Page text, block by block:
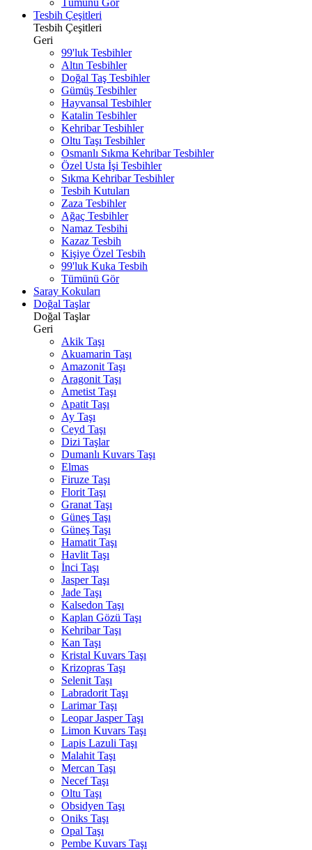
Tümünü Gör
Tesbih Çeşitleri
Tesbih Çeşitleri
Geri
99'luk Tesbihler
Altın Tesbihler
Doğal Taş Tesbihler
Gümüş Tesbihler
Hayvansal Tesbihler
Katalin Tesbihler
Kehribar Tesbihler
Oltu Taşı Tesbihler
Osmanlı Sıkma Kehribar Tesbihler
Özel Usta İşi Tesbihler
Sıkma Kehribar Tesbihler
Tesbih Kutuları
Zaza Tesbihler
Ağaç Tesbihler
Namaz Tesbihi
Kazaz Tesbih
Kişiye Özel Tesbih
99'luk Kuka Tesbih
Tümünü Gör
Saray Kokuları
Doğal Taşlar
Doğal Taşlar
Geri
Akik Taşı
Akuamarin Taşı
Amazonit Taşı
Aragonit Taşı
Ametist Taşı
Apatit Taşı
Ay Taşı
Ceyd Taşı
Dizi Taşlar
Dumanlı Kuvars Taşı
Elmas
Firuze Taşı
Florit Taşı
Granat Taşı
Güneş Taşı
Güneş Taşı
Hamatit Taşı
Havlit Taşı
İnci Taşı
Jasper Taşı
Jade Taşı
Kalsedon Taşı
Kaplan Gözü Taşı
Kehribar Taşı
Kan Taşı
Kristal Kuvars Taşı
Krizopras Taşı
Selenit Taşı
Labradorit Taşı
Larimar Taşı
Leopar Jasper Taşı
Limon Kuvars Taşı
Lapis Lazuli Taşı
Malahit Taşı
Mercan Taşı
Necef Taşı
Oltu Taşı
Obsidyen Taşı
Oniks Taşı
Opal Taşı
Pembe Kuvars Taşı